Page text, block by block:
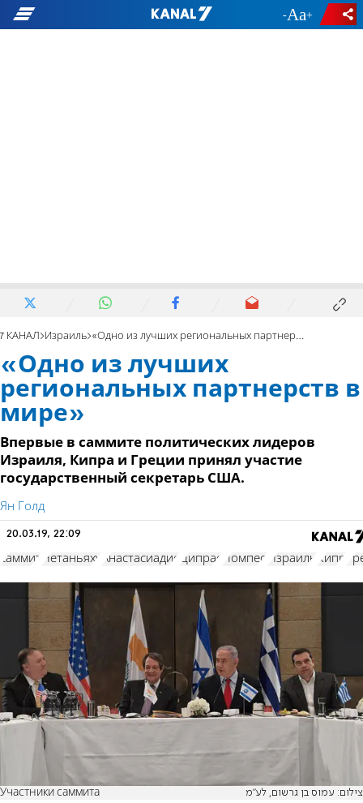
- +
7 КАНАЛ Израиль «Одно из лучших региональных партнерств в мире»
«Одно из лучших
региональных партнерств в
мире»
Впервые в саммите политических лидеров
Израиля, Кипра и Греции принял участие
государственный секретарь США.
Ян Голд
20.03.19, 22:09
саммит Нетаньяху Анастасиадис Ципрас Помпео Израиль Кипр
Участники саммита צילום: עמוס בן גרשום, לע"מ